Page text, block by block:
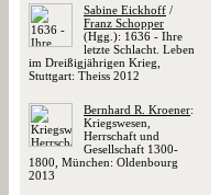
Sabine Eickhoff /
Franz Schopper
(Hgg.): 1636 - Ihre
letzte Schlacht. Leben
im Dreißigjährigen Krieg,
Stuttgart: Theiss 2012
Bernhard R. Kroener:
Kriegswesen,
Herrschaft und
Gesellschaft 1300-
1800, München: Oldenbourg
2013